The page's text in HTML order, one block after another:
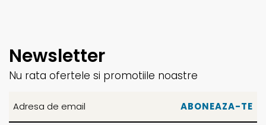
Newsletter
Nu rata ofertele si promotiile noastre